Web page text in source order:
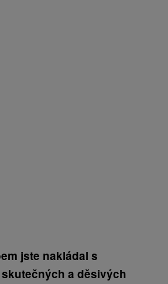
jste nakládal s
a děsivých